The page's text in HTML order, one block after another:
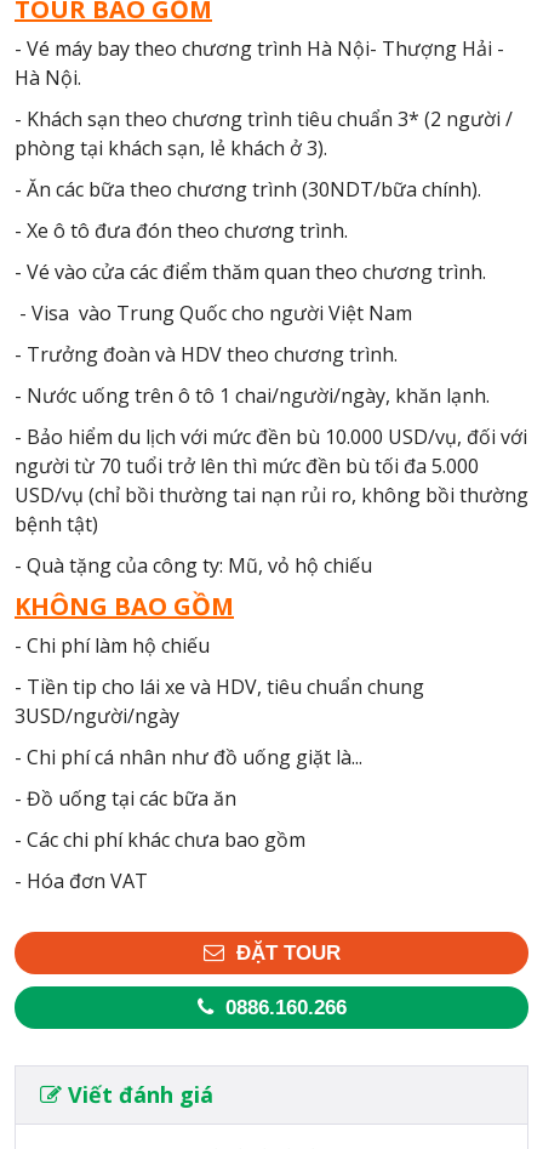
TOUR BAO GỒM
- Vé máy bay theo chương trình Hà Nội- Thượng Hải -
Hà Nội.
- Khách sạn theo chương trình tiêu chuẩn 3* (2 người /
phòng tại khách sạn, lẻ khách ở 3).
- Ăn các bữa theo chương trình (30NDT/bữa chính).
- Xe ô tô đưa đón theo chương trình.
- Vé vào cửa các điểm thăm quan theo chương trình.
- Visa vào Trung Quốc cho người Việt Nam
- Trưởng đoàn và HDV theo chương trình.
- Nước uống trên ô tô 1 chai/người/ngày, khăn lạnh.
- Bảo hiểm du lịch với mức đền bù 10.000 USD/vụ, đối với
người từ 70 tuổi trở lên thì mức đền bù tối đa 5.000
USD/vụ (chỉ bồi thường tai nạn rủi ro, không bồi thường
bệnh tật)
- Quà tặng của công ty: Mũ, vỏ hộ chiếu
KHÔNG BAO GỒM
- Chi phí làm hộ chiếu
- Tiền tip cho lái xe và HDV, tiêu chuẩn chung
3USD/người/ngày
- Chi phí cá nhân như đồ uống giặt là...
- Đồ uống tại các bữa ăn
- Các chi phí khác chưa bao gồm
- Hóa đơn VAT
ĐẶT TOUR
0886.160.266
Viết đánh giá